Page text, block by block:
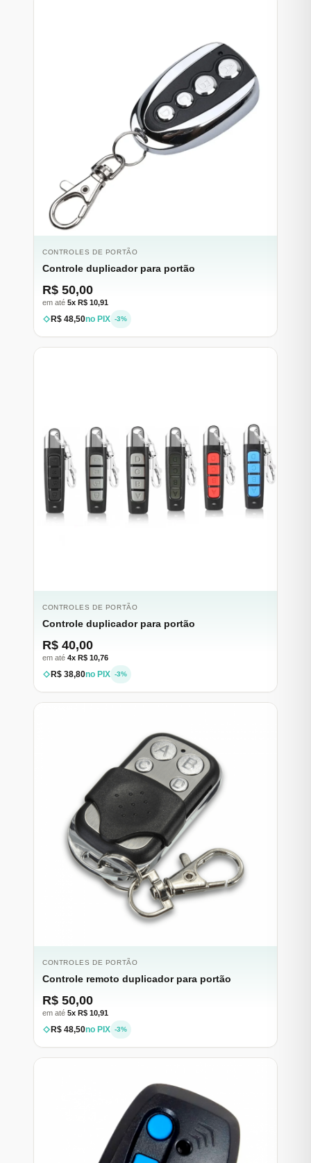
CONTROLES DE PORTÃO
Controle duplicador para portão
R$ 50,00
em até 5x R$ 10,91
R$ 48,50no PIX -3%
CONTROLES DE PORTÃO
Controle duplicador para portão
R$ 40,00
em até 4x R$ 10,76
R$ 38,80no PIX -3%
CONTROLES DE PORTÃO
Controle remoto duplicador para portão
R$ 50,00
em até 5x R$ 10,91
R$ 48,50no PIX -3%